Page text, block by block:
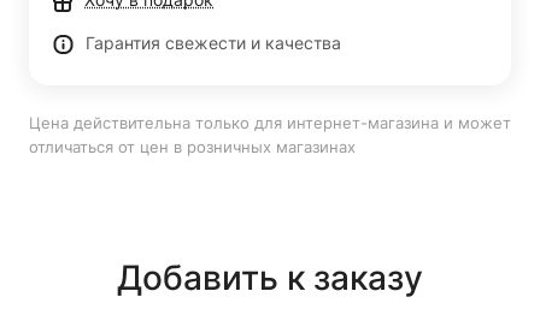
Гарантия свежести и качества
Цена действительна только для интернет-магазина и может
отличаться от цен в розничных магазинах
Добавить к заказу